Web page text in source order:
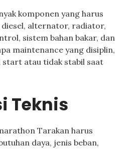
komponen yang harus
alternator, radiator,
sistem bahan bakar, dan
maintenance yang disiplin,
atau tidak stabil saat
Teknis
Tarakan harus
daya, jenis beban,